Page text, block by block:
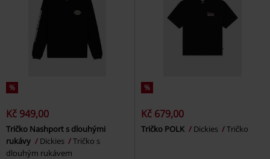
%
Kč 949,00
Tričko Nashport s dlouhými
rukávy
Dickies
Tričko s
dlouhým rukávem
%
Kč 679,00
Tričko POLK Dickies Tričko